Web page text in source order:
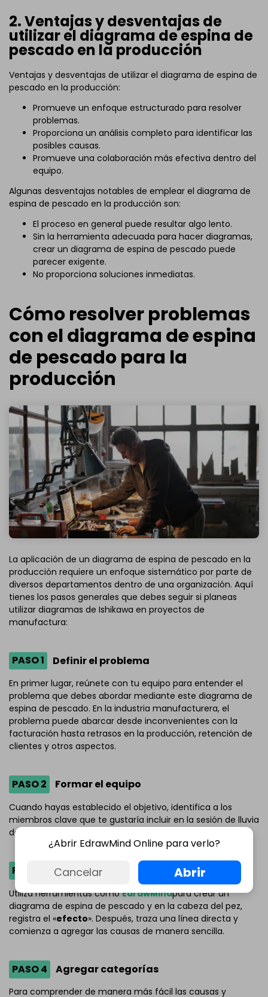
2. Ventajas y desventajas de
utilizar el diagrama de espina de
pescado en la producción
Ventajas y desventajas de utilizar el diagrama de espina de
pescado en la producción:
Promueve un enfoque estructurado para resolver
problemas.
Proporciona un análisis completo para identificar las
posibles causas.
Promueve una colaboración más efectiva dentro del
equipo.
Algunas desventajas notables de emplear el diagrama de
espina de pescado en la producción son:
El proceso en general puede resultar algo lento.
Sin la herramienta adecuada para hacer diagramas,
crear un diagrama de espina de pescado puede
parecer exigente.
No proporciona soluciones inmediatas.
Cómo resolver problemas
con el diagrama de espina
de pescado para la
producción
La aplicación de un diagrama de espina de pescado en la
producción requiere un enfoque sistemático por parte de
diversos departamentos dentro de una organización. Aquí
tienes los pasos generales que debes seguir si planeas
utilizar diagramas de Ishikawa en proyectos de
manufactura:
PASO 1 Definir el problema
En primer lugar, reúnete con tu equipo para entender el
problema que debes abordar mediante este diagrama de
espina de pescado. En la industria manufacturera, el
problema puede abarcar desde inconvenientes con la
facturación hasta retrasos en la producción, retención de
clientes y otros aspectos.
PASO 2 Formar el equipo
Cuando hayas establecido el objetivo, identifica a los
miembros clave que te gustaría incluir en la sesión de lluvia
de ideas.
PASO 3 : Abordar el efecto
Utiliza herramientas comoEdrawMindpara crear un
diagrama de espina de pescado y en la cabeza del pez,
registra el «efecto». Después, traza una línea directa y
comienza a agregar las causas de manera sencilla.
PASO 4 Agregar categorías
Para comprender de manera más fácil las causas y
¿Abrir EdrawMind Online para verlo?
Cancelar Abrir